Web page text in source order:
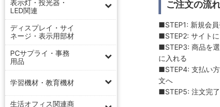
表示灯・投光器・
LED関連
ディスプレイ・サイ
ネージ・表示用部材
PCサプライ・事務
用品
学習機材・教育機材
生活オフィス関連商
ご注文の流
■STEP1: 新規会
■STEP2: サイト
■STEP3: 商品を
に入れる
■STEP4: 支払い
文へ
■STEP5: 注文完了